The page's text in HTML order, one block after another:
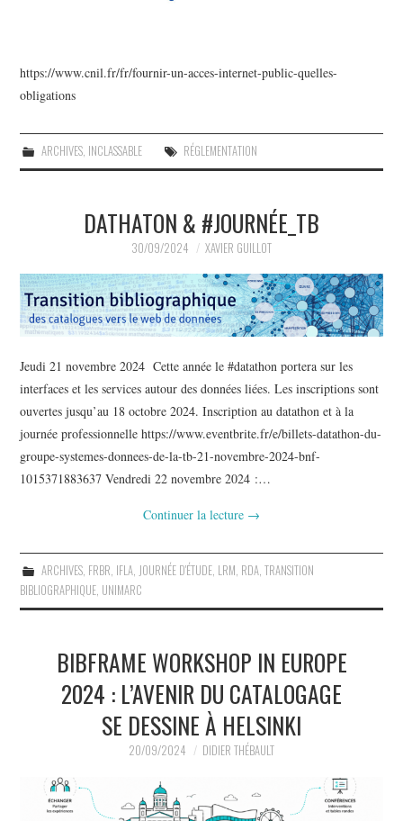
https://www.cnil.fr/fr/fournir-un-acces-internet-public-quelles-
obligations
ARCHIVES, INCLASSABLE RÉGLEMENTATION
DATHATON & #JOURNÉE_TB
30/09/2024 XAVIER GUILLOT
Jeudi 21 novembre 2024 Cette année le #datathon portera sur les
interfaces et les services autour des données liées. Les inscriptions sont
ouvertes jusqu’au 18 octobre 2024. Inscription au datathon et à la
journée professionnelle https://www.eventbrite.fr/e/billets-datathon-du-
groupe-systemes-donnees-de-la-tb-21-novembre-2024-bnf-
1015371883637 Vendredi 22 novembre 2024 :…
Continuer la lecture →
ARCHIVES, FRBR, IFLA, JOURNÉE D'ÉTUDE, LRM, RDA, TRANSITION
BIBLIOGRAPHIQUE, UNIMARC
BIBFRAME WORKSHOP IN EUROPE
2024 : L’AVENIR DU CATALOGAGE
SE DESSINE À HELSINKI
20/09/2024 DIDIER THÉBAULT